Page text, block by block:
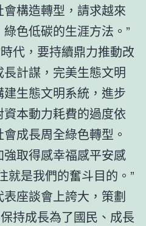
構造轉型，請求越來
色低碳的生涯方法。”
代，要持續鼎力推動改
計謀，完美生態文明
生態文明系統，進步
本動力耗費的過度依
成長周全綠色轉型。
取得感幸福感平安感
就是我們的奮斗目的。”
座談會上誇大，策劃
持成長為了國民、成長